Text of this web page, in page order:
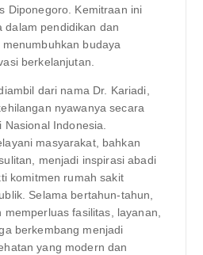
Diponegoro. Kemitraan ini
dalam pendidikan dan
budaya
berkelanjutan.
dari nama Dr. Kariadi,
nyawanya secara
Nasional Indonesia.
masyarakat, bahkan
menjadi inspirasi abadi
komitmen rumah sakit
Selama bertahun-tahun,
memperluas fasilitas, layanan,
berkembang menjadi
yang modern dan